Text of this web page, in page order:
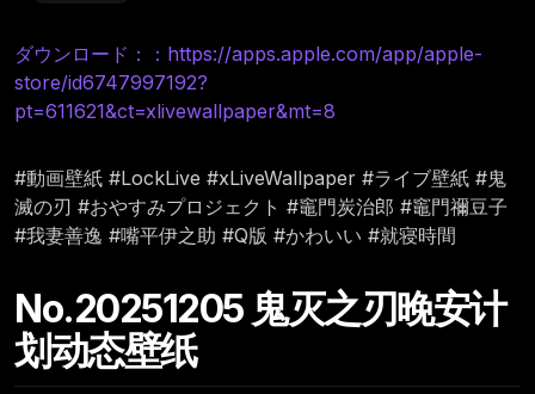
ダウンロード：：https://apps.apple.com/app/apple-
store/id6747997192?
pt=611621&ct=xlivewallpaper&mt=8
#動画壁紙 #LockLive #xLiveWallpaper #ライブ壁紙 #鬼
滅の刃 #おやすみプロジェクト #竈門炭治郎 #竈門禰豆子
#我妻善逸 #嘴平伊之助 #Q版 #かわいい #就寝時間
No.20251205 鬼灭之刃晚安计
划动态壁纸